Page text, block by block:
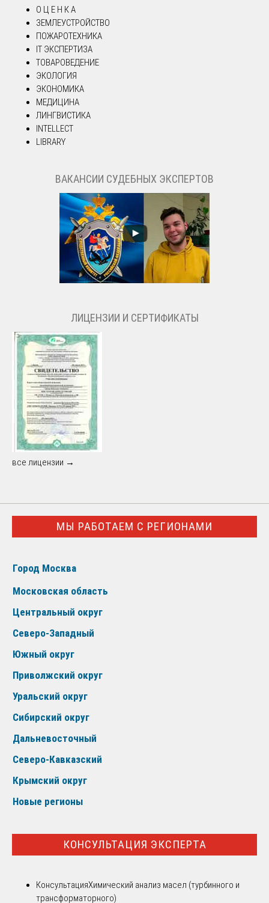
О Ц Е Н К А
ЗЕМЛЕУСТРОЙСТВО
ПОЖАРОТЕХНИКА
IT ЭКСПЕРТИЗА
ТОВАРОВЕДЕНИЕ
ЭКОЛОГИЯ
ЭКОНОМИКА
МЕДИЦИНА
ЛИНГВИСТИКА
INTELLECT
LIBRARY
ВАКАНСИИ СУДЕБНЫХ ЭКСПЕРТОВ
ЛИЦЕНЗИИ И СЕРТИФИКАТЫ
все лицензии →
МЫ РАБОТАЕМ С РЕГИОНАМИ
Город Москва
Московская область
Центральный округ
Северо-Западный
Южный округ
Приволжский округ
Уральский округ
Сибирский округ
Дальневосточный
Северо-Кавказский
Крымский округ
Новые регионы
КОНСУЛЬТАЦИЯ ЭКСПЕРТА
КонсультацияХимический анализ масел (турбинного и
трансформаторного)